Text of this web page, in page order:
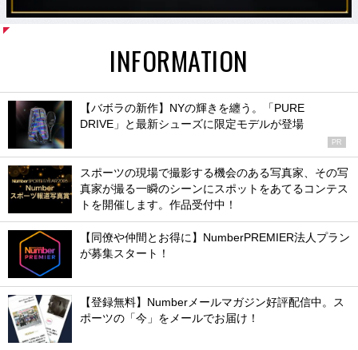
INFORMATION
【バボラの新作】NYの輝きを纏う。「PURE
DRIVE」と最新シューズに限定モデルが登場
PR
スポーツの現場で撮影する機会のある写真家、その写
真家が撮る一瞬のシーンにスポットをあてるコンテス
トを開催します。作品受付中！
【同僚や仲間とお得に】NumberPREMIER法人プラン
が募集スタート！
【登録無料】Numberメールマガジン好評配信中。ス
ポーツの「今」をメールでお届け！